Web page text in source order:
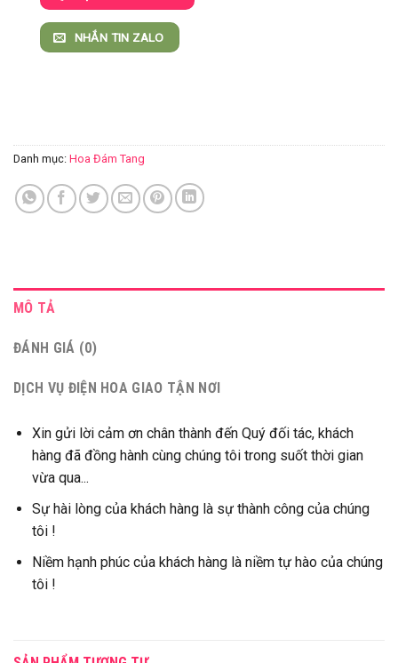
NHẮN TIN ZALO
Danh mục: Hoa Đám Tang
MÔ TẢ
ĐÁNH GIÁ (0)
DỊCH VỤ ĐIỆN HOA GIAO TẬN NƠI
Xin gửi lời cảm ơn chân thành đến Quý đối tác, khách
hàng đã đồng hành cùng chúng tôi trong suốt thời gian
vừa qua...
Sự hài lòng của khách hàng là sự thành công của chúng
tôi !
Niềm hạnh phúc của khách hàng là niềm tự hào của chúng
tôi !